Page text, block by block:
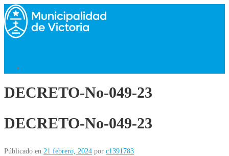
Saltar
al
contenido
DECRETO-No-049-23
DECRETO-No-049-23
Públicado en 21 febrero, 2024 por c1391783